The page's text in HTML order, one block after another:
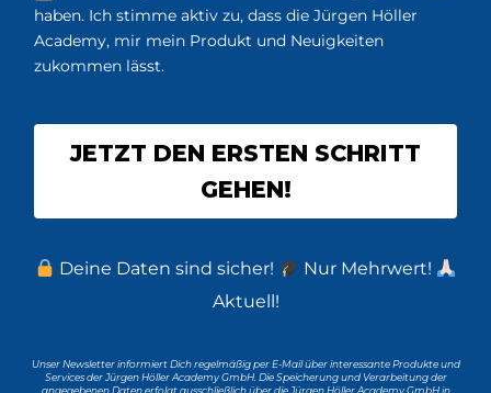
haben. Ich stimme aktiv zu, dass die Jürgen Höller
Academy, mir mein Produkt und Neuigkeiten
zukommen lässt.
JETZT DEN ERSTEN SCHRITT
GEHEN!
Deine Daten sind sicher!
Nur Mehrwert!
Aktuell!
Unser Newsletter informiert Dich regelmäßig per E-Mail über interessante Produkte und
Services der Jürgen Höller Academy GmbH. Die Speicherung und Verarbeitung der
angegebenen Daten erfolgt ausschließlich über die Jürgen Höller Academy GmbH in